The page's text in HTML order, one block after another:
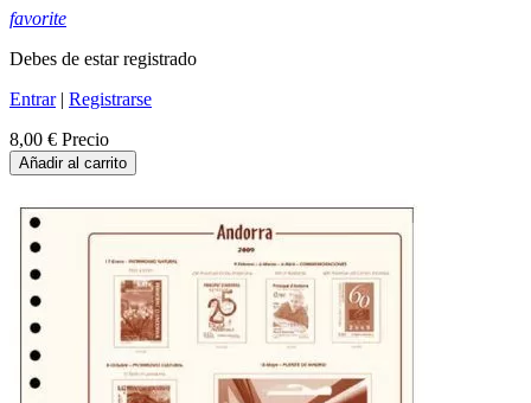
favorite
Debes de estar registrado
Entrar| Registrarse
8,00 € Precio
Añadir al carrito